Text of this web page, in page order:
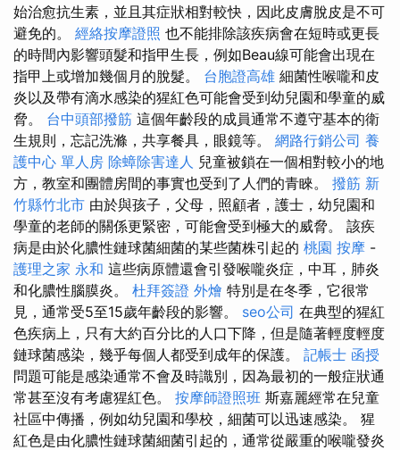
始治愈抗生素，並且其症狀相對較快，因此皮膚脫皮是不可
避免的。 經絡按摩證照 也不能排除該疾病會在短時或更長
的時間內影響頭髮和指甲生長，例如Beau線可能會出現在
指甲上或增加幾個月的脫髮。 台胞證高雄 細菌性喉嚨和皮
炎以及帶有滴水感染的猩紅色可能會受到幼兒園和學童的威
脅。 台中頭部撥筋 這個年齡段的成員通常不遵守基本的衛
生規則，忘記洗滌，共享餐具，眼鏡等。 網路行銷公司 養
護中心 單人房 除蟑除害達人 兒童被鎖在一個相對較小的地
方，教室和團體房間的事實也受到了人們的青睞。 撥筋 新
竹縣竹北市 由於與孩子，父母，照顧者，護士，幼兒園和
學童的老師的關係更緊密，可能會受到極大的威脅。 該疾
病是由於化膿性鏈球菌細菌的某些菌株引起的 桃園 按摩 -
護理之家 永和 這些病原體還會引發喉嚨炎症，中耳，肺炎
和化膿性腦膜炎。 杜拜簽證 外燴 特別是在冬季，它很常
見，通常受5至15歲年齡段的影響。 seo公司 在典型的猩紅
色疾病上，只有大約百分比的人口下降，但是隨著輕度輕度
鏈球菌感染，幾乎每個人都受到成年的保護。 記帳士 函授
問題可能是感染通常不會及時識別，因為最初的一般症狀通
常甚至沒有考慮猩紅色。 按摩師證照班 斯嘉麗經常在兒童
社區中傳播，例如幼兒園和學校，細菌可以迅速感染。 猩
紅色是由化膿性鏈球菌細菌引起的，通常從嚴重的喉嚨發炎